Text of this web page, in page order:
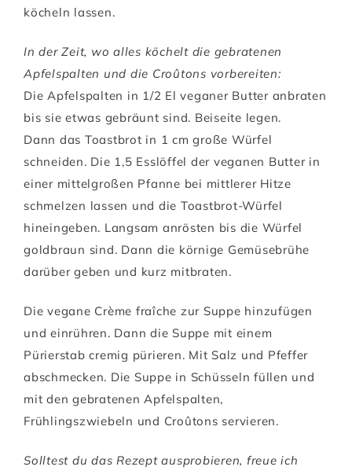
köcheln lassen.
In der Zeit, wo alles köchelt die gebratenen
Apfelspalten und die Croûtons vorbereiten:
Die Apfelspalten in 1/2 El veganer Butter anbraten
bis sie etwas gebräunt sind. Beiseite legen.
Dann das Toastbrot in 1 cm große Würfel
schneiden. Die 1,5 Esslöffel der veganen Butter in
einer mittelgroßen Pfanne bei mittlerer Hitze
schmelzen lassen und die Toastbrot-Würfel
hineingeben. Langsam anrösten bis die Würfel
goldbraun sind. Dann die körnige Gemüsebrühe
darüber geben und kurz mitbraten.
Die vegane Crème fraîche zur Suppe hinzufügen
und einrühren. Dann die Suppe mit einem
Pürierstab cremig pürieren. Mit Salz und Pfeffer
abschmecken. Die Suppe in Schüsseln füllen und
mit den gebratenen Apfelspalten,
Frühlingszwiebeln und Croûtons servieren.
Solltest du das Rezept ausprobieren, freue ich